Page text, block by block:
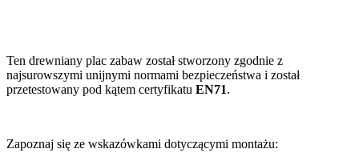
Ten drewniany plac zabaw został stworzony zgodnie z
najsurowszymi unijnymi normami bezpieczeństwa i został
przetestowany pod kątem certyfikatu EN71.
Zapoznaj się ze wskazówkami dotyczącymi montażu: